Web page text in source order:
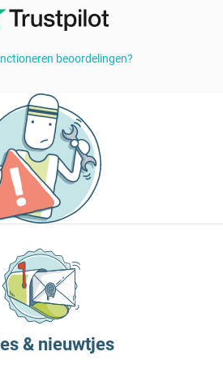
beoordelingen?
& nieuwtjes